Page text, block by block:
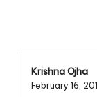
Krishna Ojha
February 16,